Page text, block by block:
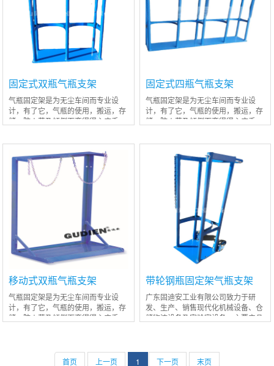
固定式双瓶气瓶支架
气瓶固定架是为无尘车间而专业设
计，有了它，气瓶的使用，搬运，存
储，防火花及倾倒而变得得心应手，
人，有效地增加了气瓶的稳定性，即
安全又方
固定式四瓶气瓶支架
气瓶固定架是为无尘车间而专业设
计，有了它，气瓶的使用，搬运，存
储，防火花及倾倒而变得得心应手，
人，有效地增加了气瓶的稳定性，即
移动式双瓶气瓶支架
气瓶固定架是为无尘车间而专业设
计，有了它，气瓶的使用，搬运，存
储，防火花及倾倒而变得得心应手，
带轮钢瓶固定架气瓶支架
广东固迪安工业有限公司致力于研
发、生产、销售现代化机械设备、仓
储物流设备及实验室设备。主要产品
首页
上一页 1 下一页 末页